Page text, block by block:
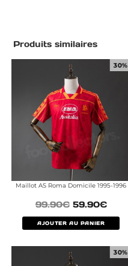
Produits similaires
30%
Maillot AS Roma Domicile 1995-1996
99.90€ 59.90€
AJOUTER AU PANIER
30%